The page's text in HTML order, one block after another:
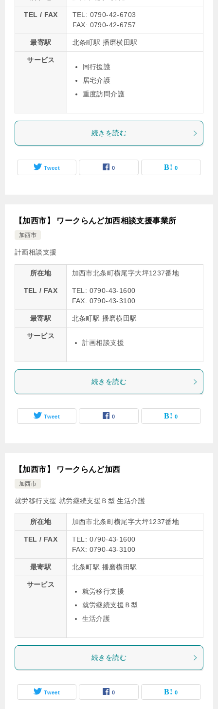
TEL / FAX
TEL: 0790-42-6703
FAX: 0790-42-6757
最寄駅 北条町駅 播磨横田駅
サービス
同行援護
居宅介護
重度訪問介護
続きを読む
Tweet 0 0
【加西市】 ワークらんど加西相談支援事業所
加西市
計画相談支援
所在地 加西市北条町横尾字大坪1237番地
TEL / FAX
TEL: 0790-43-1600
FAX: 0790-43-3100
最寄駅 北条町駅 播磨横田駅
サービス
計画相談支援
続きを読む
Tweet 0 0
【加西市】 ワークらんど加西
加西市
就労移行支援 就労継続支援Ｂ型生活介護
所在地 加西市北条町横尾字大坪1237番地
TEL / FAX
TEL: 0790-43-1600
FAX: 0790-43-3100
最寄駅 北条町駅 播磨横田駅
サービス
就労移行支援
就労継続支援Ｂ型
生活介護
続きを読む
Tweet 0 0